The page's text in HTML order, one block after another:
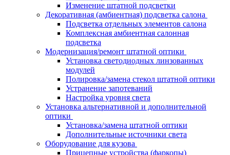
Изменение штатной подсветки
Декоративная (амбиентная) подсветка салона
Подсветка отдельных элементов салона
Комплексная амбиентная салонная
подсветка
Модернизация/ремонт штатной оптики
Установка светодиодных линзованных
модулей
Полировка/замена стекол штатной оптики
Устранение запотеваний
Настройка уровня света
Установка альтернативной и дополнительной
оптики
Установка/замена штатной оптики
Дополнительные источники света
Оборудование для кузова
Прицепные устройства (фаркопы)